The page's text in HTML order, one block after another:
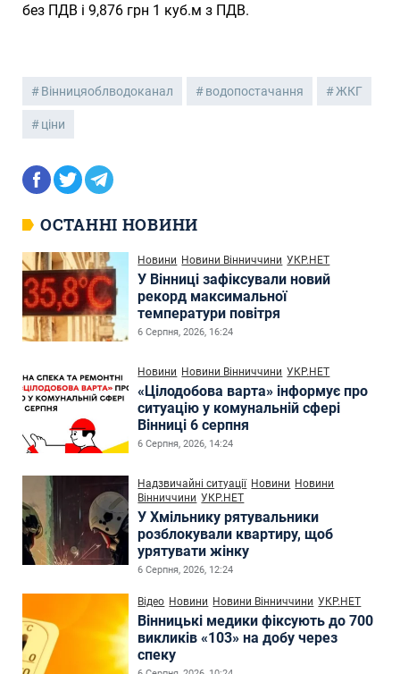
без ПДВ і 9,876 грн 1 куб.м з ПДВ.
Вінницяоблводоканал водопостачання ЖКГ
ціни
ОСТАННІ НОВИНИ
Новини Новини Вінниччини УКР.НЕТ
У Вінниці зафіксували новий
рекорд максимальної
температури повітря
6 Серпня, 2026, 16:24
Новини Новини Вінниччини УКР.НЕТ
«Цілодобова варта» інформує про
ситуацію у комунальній сфері
Вінниці 6 серпня
6 Серпня, 2026, 14:24
Надзвичайні ситуації Новини Новини
Вінниччини УКР.НЕТ
У Хмільнику рятувальники
розблокували квартиру, щоб
урятувати жінку
6 Серпня, 2026, 12:24
Відео Новини Новини Вінниччини УКР.НЕТ
Вінницькі медики фіксують до 700
викликів «103» на добу через
спеку